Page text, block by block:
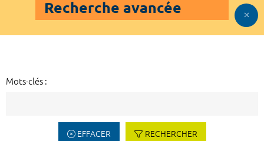
Recherche avancée
Mots-clés :
EFFACER RECHERCHER